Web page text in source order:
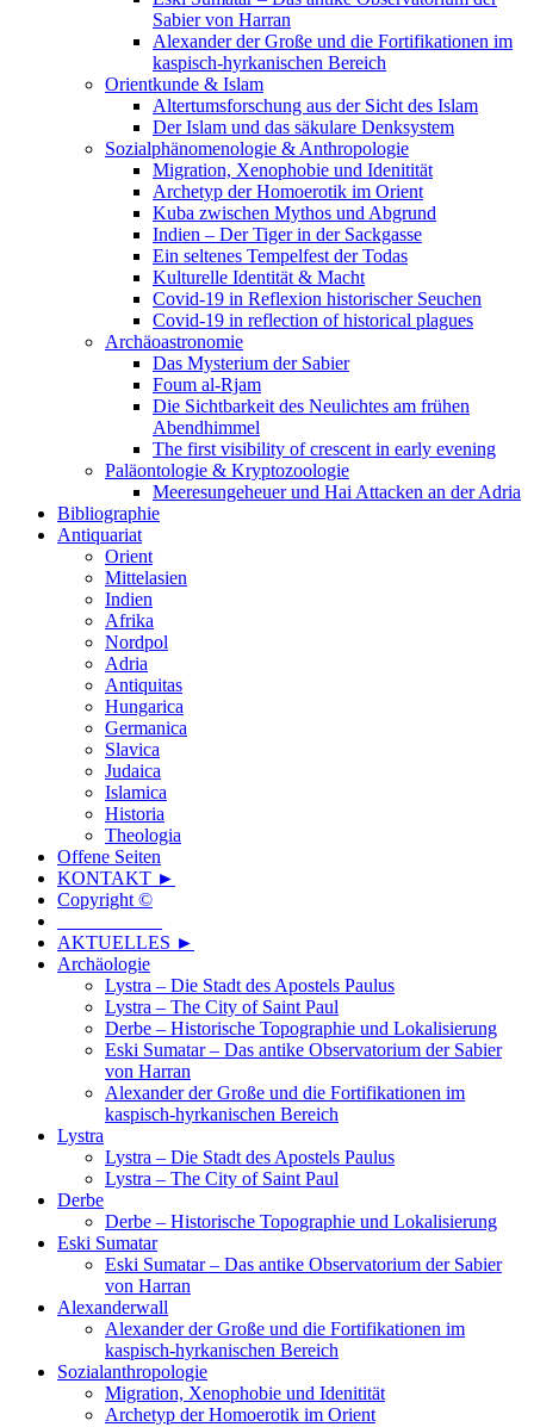
Sabier von Harran
Alexander der Große und die Fortifikationen im
kaspisch-hyrkanischen Bereich
Orientkunde & Islam
Altertumsforschung aus der Sicht des Islam
Der Islam und das säkulare Denksystem
Sozialphänomenologie & Anthropologie
Migration, Xenophobie und Idenitität
Archetyp der Homoerotik im Orient
Kuba zwischen Mythos und Abgrund
Indien – Der Tiger in der Sackgasse
Ein seltenes Tempelfest der Todas
Kulturelle Identität & Macht
Covid-19 in Reflexion historischer Seuchen
Covid-19 in reflection of historical plagues
Archäoastronomie
Das Mysterium der Sabier
Foum al-Rjam
Die Sichtbarkeit des Neulichtes am frühen
Abendhimmel
The first visibility of crescent in early evening
Paläontologie & Kryptozoologie
Meeresungeheuer und Hai Attacken an der Adria
Bibliographie
Antiquariat
Orient
Mittelasien
Indien
Afrika
Nordpol
Adria
Antiquitas
Hungarica
Germanica
Slavica
Judaica
Islamica
Historia
Theologia
Offene Seiten
KONTAKT ►
Copyright ©
AKTUELLES ►
Archäologie
Lystra – Die Stadt des Apostels Paulus
Lystra – The City of Saint Paul
Derbe – Historische Topographie und Lokalisierung
Eski Sumatar – Das antike Observatorium der Sabier
von Harran
Alexander der Große und die Fortifikationen im
kaspisch-hyrkanischen Bereich
Lystra
Lystra – Die Stadt des Apostels Paulus
Lystra – The City of Saint Paul
Derbe
Derbe – Historische Topographie und Lokalisierung
Eski Sumatar
Eski Sumatar – Das antike Observatorium der Sabier
von Harran
Alexanderwall
Alexander der Große und die Fortifikationen im
kaspisch-hyrkanischen Bereich
Sozialanthropologie
Migration, Xenophobie und Idenitität
Archetyp der Homoerotik im Orient